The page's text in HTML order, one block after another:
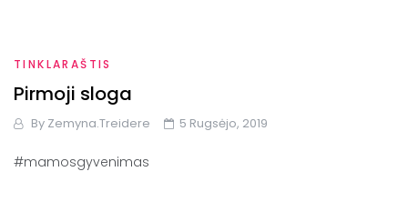
TINKLARAŠTIS
Pirmoji sloga
By Zemyna.treidere 5 Rugsėjo, 2019
#mamosgyvenimas